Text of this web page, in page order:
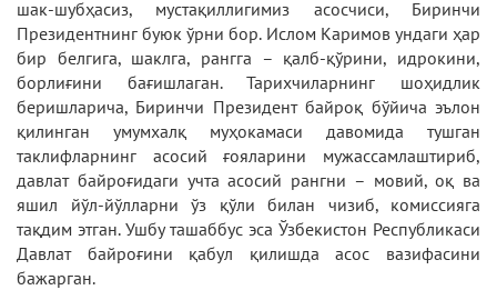
шак-шубҳасиз, мустақиллигимиз асосчиси, Биринчи
Президентнинг буюк ўрни бор. Ислом Каримов ундаги ҳар
бир белгига, шаклга, рангга – қалб-қўрини, идрокини,
борлиғини бағишлаган. Тарихчиларнинг шоҳидлик
беришларича, Биринчи Президент байроқ бўйича эълон
қилинган умумхалқ муҳокамаси давомида тушган
таклифларнинг асосий ғояларини мужассамлаштириб,
давлат байроғидаги учта асосий рангни – мовий, оқ ва
яшил йўл-йўлларни ўз қўли билан чизиб, комиссияга
тақдим этган. Ушбу ташаббус эса Ўзбекистон Республикаси
Давлат байроғини қабул қилишда асос вазифасини
бажарган.